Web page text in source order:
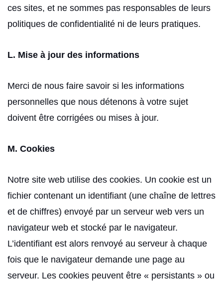
ces sites, et ne sommes pas responsables de leurs
politiques de confidentialité ni de leurs pratiques.
L. Mise à jour des informations
Merci de nous faire savoir si les informations
personnelles que nous détenons à votre sujet
doivent être corrigées ou mises à jour.
M. Cookies
Notre site web utilise des cookies. Un cookie est un
fichier contenant un identifiant (une chaîne de lettres
et de chiffres) envoyé par un serveur web vers un
navigateur web et stocké par le navigateur.
L’identifiant est alors renvoyé au serveur à chaque
fois que le navigateur demande une page au
serveur. Les cookies peuvent être « persistants » ou